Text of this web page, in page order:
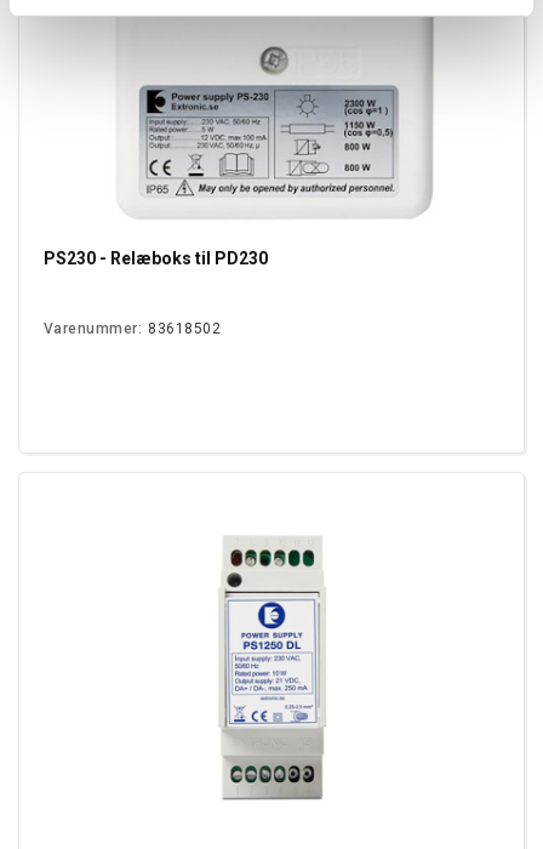
PS230 - Relæboks til PD230
Varenummer: 83618502